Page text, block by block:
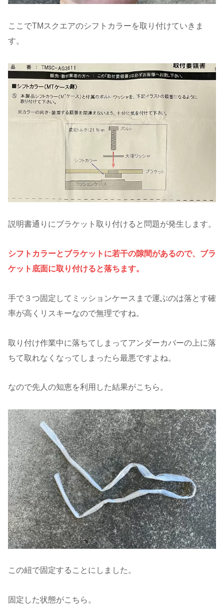
ここでTMスクエアのシフトカラーを取り付けていきま
す。
説明書通りにブラケット取り付けると問題が発生します。
シフトカラーとブラケットに若干の隙間があるので、ブラ
ケット底面に取り付けると落ちます。
手で３つ固定してミッションケースまで運ぶのは落とす確
率が高くリスキーなので無理ですね。
取り付け作業中に落ちてしまってアンダーカバーの上に落
ちて取れなくなってしまったら最悪ですよね。
なので先人の知恵を利用した結果がこちら。
この紐で固定することにしました。
固定した状態がこちら。